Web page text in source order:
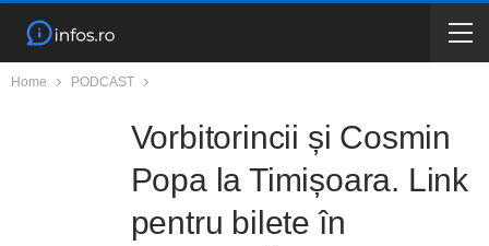
Home PODCAST
Vorbitorincii și Cosmin
Popa la Timișoara. Link
pentru bilete în